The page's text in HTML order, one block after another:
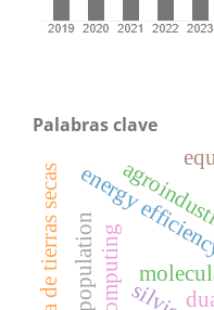
Palabras clave
energy